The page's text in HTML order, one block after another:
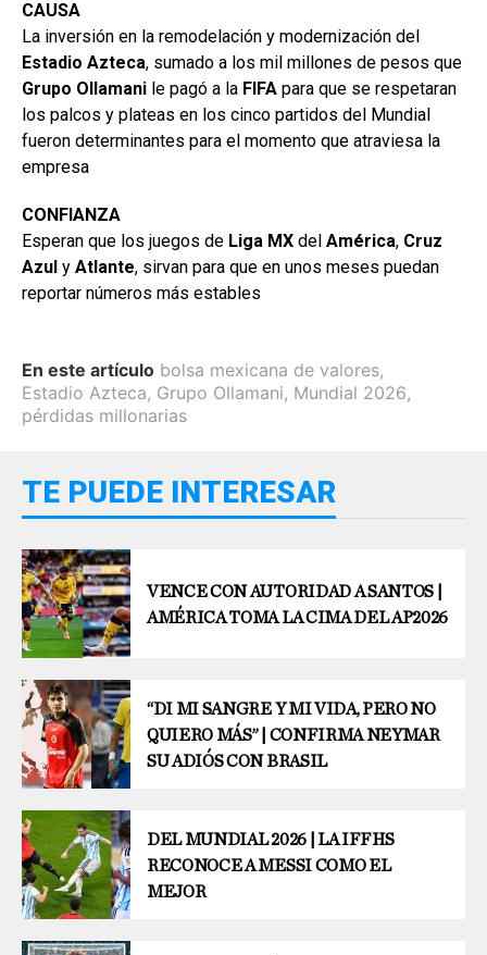
CAUSA
La inversión en la remodelación y modernización del
Estadio Azteca, sumado a los mil millones de pesos que
Grupo Ollamani le pagó a la FIFA para que se respetaran
los palcos y plateas en los cinco partidos del Mundial
fueron determinantes para el momento que atraviesa la
empresa
CONFIANZA
Esperan que los juegos de Liga MX del América, Cruz
Azul y Atlante, sirvan para que en unos meses puedan
reportar números más estables
En este artículo bolsa mexicana de valores,
Estadio Azteca, Grupo Ollamani, Mundial 2026,
pérdidas millonarias
TE PUEDE INTERESAR
VENCE CON AUTORIDAD A SANTOS |
AMÉRICA TOMA LA CIMA DEL AP2026
“DI MI SANGRE Y MI VIDA, PERO NO
QUIERO MÁS” | CONFIRMA NEYMAR
SU ADIÓS CON BRASIL
DEL MUNDIAL 2026 | LA IFFHS
RECONOCE A MESSI COMO EL
MEJOR